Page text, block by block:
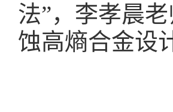
法”，李孝晨
蚀高熵合金设